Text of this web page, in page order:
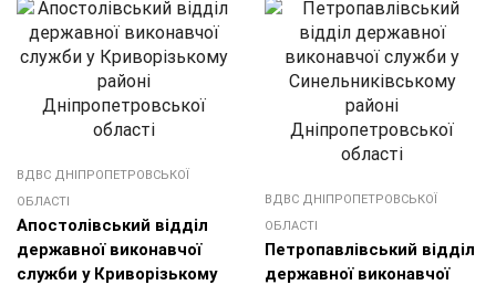
ВДВС ДНІПРОПЕТРОВСЬКОЇ
ОБЛАСТІ
Апостолівський відділ
державної виконавчої
служби у Криворізькому
ВДВС ДНІПРОПЕТРОВСЬКОЇ
ОБЛАСТІ
Петропавлівський відділ
державної виконавчої